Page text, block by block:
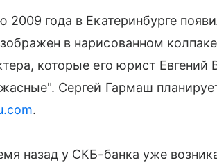
2009 года в Екатеринбурге
в нарисованном
которые его юрист Евгений
Сергей Гармаш
.
назад у СКБ-банка уже